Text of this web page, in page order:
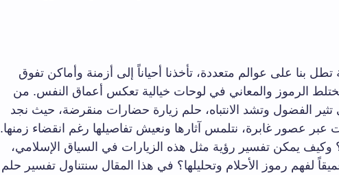
تطل بنا على عوالم متعددة، تأخذنا أحياناً إلى أزمنة وأماكن تفوق
الرموز والمعاني في لوحات خيالية تعكس أعماق النفس. من
تثير الفضول وتشد الانتباه، حلم زيارة حضارات منقرضة، حيث نجد
عبر عصور غابرة، نتلمس آثارها ونعيش تفاصيلها رغم انقضاء زمنها.
وكيف يمكن تفسير رؤية مثل هذه الزيارات في السياق الإسلامي،
لفهم رموز الأحلام وتحليلها؟ في هذا المقال سنتناول تفسير حلم